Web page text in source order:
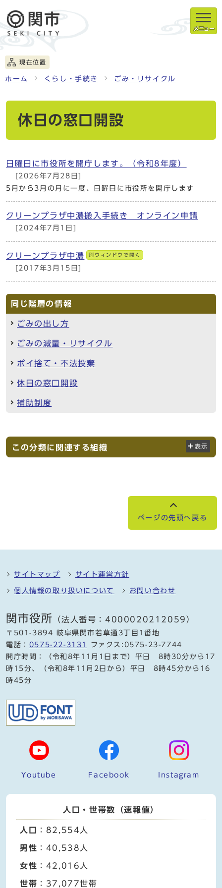
メニュー
現在位置
ホーム くらし・手続き ごみ・リサイクル
休日の窓口開設
日曜日に市役所を開庁します。（令和8年度）
[2026年7月28日]
5月から3月の月に一度、日曜日に市役所を開庁します
クリーンプラザ中濃搬入手続き オンライン申請
[2024年7月1日]
クリーンプラザ中濃 別ウィンドウで開く
[2017年3月15日]
同じ階層の情報
ごみの出し方
ごみの減量・リサイクル
ポイ捨て・不法投棄
休日の窓口開設
補助制度
この分類に関連する組織 表示
ページの先頭へ戻る
サイトマップ サイト運営方針
個人情報の取り扱いについて お問い合わせ
関市役所 （法人番号：4000020212059）
〒501-3894 岐阜県関市若草通3丁目1番地
電話： 0575-22-3131
ファクス:0575-23-7744
開庁時間：（令和8年11月1日まで）平日 8時30分から17
時15分、（令和8年11月2日から）平日 8時45分から16
時45分
Youtube Facebook Instagram
人口・世帯数（速報値）
人口 ：82,554人
男性 ：40,538人
女性 ：42,016人
世帯 ：37,077世帯